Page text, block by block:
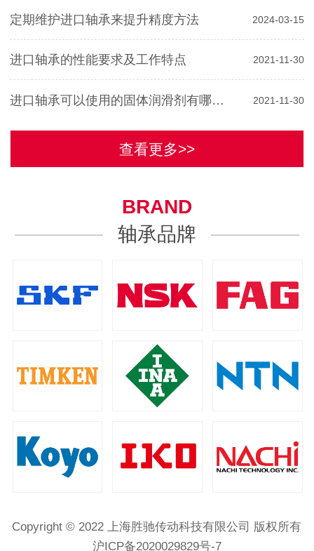
定期维护进口轴承来提升精度方法 2024-03-15
进口轴承的性能要求及工作特点 2021-11-30
进口轴承可以使用的固体润滑剂有哪些？ 2021-11-30
查看更多>>
BRAND
轴承品牌
Copyright © 2022 上海胜驰传动科技有限公司 版权所有
沪ICP备2020029829号-7